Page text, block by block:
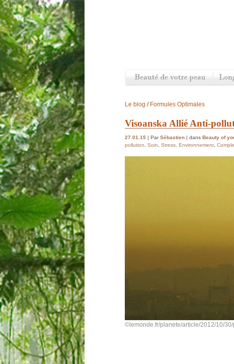
Le blog / Formules Optimales
Visoanska Allié Anti-
27.01.15 | ParSébastien | dans Beauty of
pollution, Soin, Stress, Environnement,
©lemonde.fr/planete/article/2012/10/